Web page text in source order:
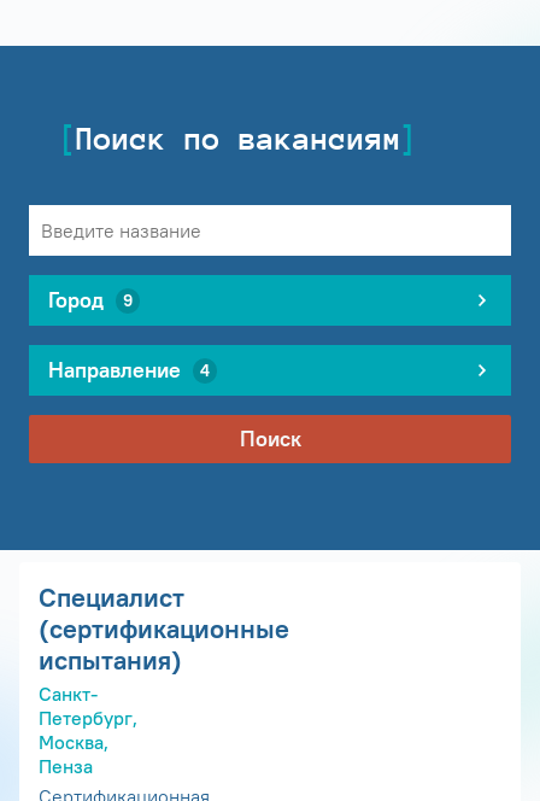
Поиск по вакансиям
Город 9
Направление 4
Поиск
Специалист
(сертификационные
испытания)
Санкт-
Петербург,
Москва,
Пенза